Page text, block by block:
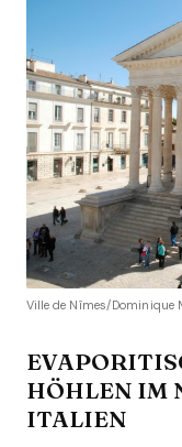
Ville de Nîmes/Dominique
HÖHLEN IM
ITALIEN